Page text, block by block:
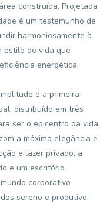
construída. Projetada
é um testemunho de
harmoniosamente à
estilo de vida que
energética.
é a primeira
distribuído em três
ser o epicentro da vida
a máxima elegância e
e lazer privado, a
e um escritório
corporativo
sereno e produtivo.